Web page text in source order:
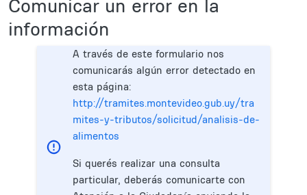
Comunicar un error en la
información
A través de este formulario nos
comunicarás algún error detectado en
esta página:
http://tramites.montevideo.gub.uy/tra
mites-y-tributos/solicitud/analisis-de-
alimentos
Si querés realizar una consulta
particular, deberás comunicarte con